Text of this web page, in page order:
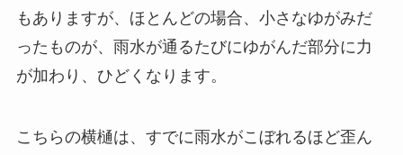
もありますが、ほとんどの場合、小さなゆがみだ
ったものが、雨水が通るたびにゆがんだ部分に力
が加わり、ひどくなります。
こちらの横樋は、すでに雨水がこぼれるほど歪ん